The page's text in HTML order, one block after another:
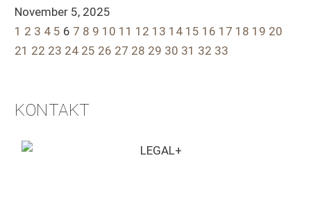
November 5, 2025
1 2 3 4 5 6 7 8 9 10 11 12 13 14 15 16 17 18 19 20
21 22 23 24 25 26 27 28 29 30 31 32 33
KONTAKT